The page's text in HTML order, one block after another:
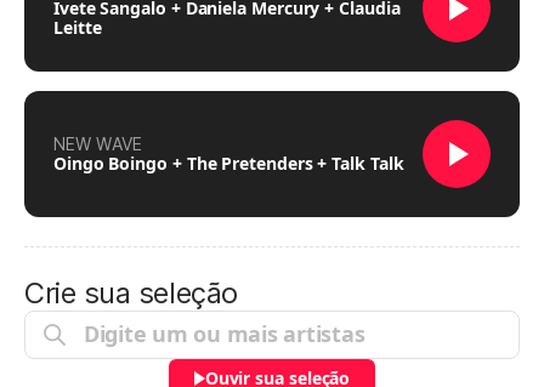
Ivete Sangalo + Daniela Mercury + Claudia
Leitte
NEW WAVE
Oingo Boingo + The Pretenders + Talk Talk
Crie sua seleção
Ouvir sua seleção